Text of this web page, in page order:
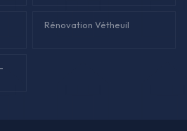
Rénovation Vétheuil